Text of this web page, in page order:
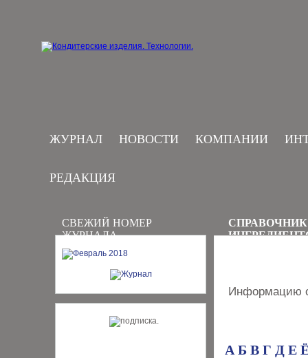
ЖУРНАЛ НОВОСТИ КОМПАНИИ
РЕДАКЦИЯ
СВЕЖИЙ НОМЕР
ЖУРНАЛА
Информацию
А Б В Г Д Е